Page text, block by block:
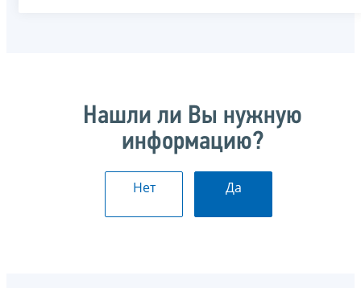
Нашли ли Вы нужную
информацию?
Нет Да